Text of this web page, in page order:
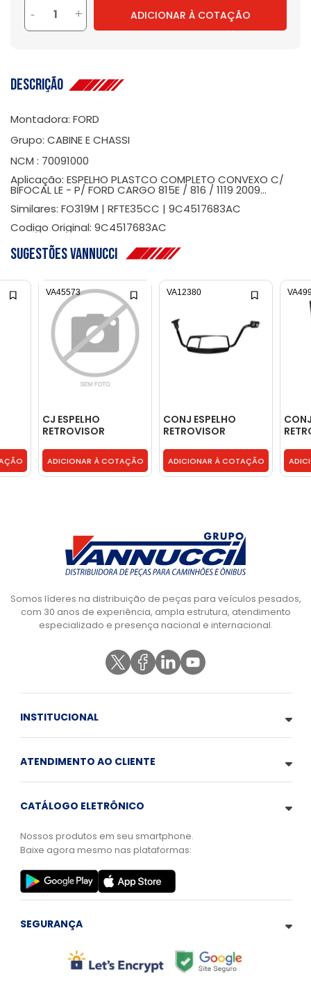
- + ADICIONAR À COTAÇÃO
Descrição
Montadora: FORD
Grupo: CABINE E CHASSI
NCM : 70091000
Aplicação: ESPELHO PLASTCO COMPLETO CONVEXO C/
BIFOCAL LE - P/ FORD CARGO 815E / 816 / 1119 2009...
Similares: FO319M | RFTE35CC | 9C4517683AC
Codigo Original: 9C4517683AC
Sugestões Vannucci
CJ ESPELHO
RETROVISOR
LD -
2S2857502AK1NN
ADICIONAR À COTAÇÃO
VA45573
CONJ ESPELHO
RETROVISOR
(LE) -
2S2857501A999
ADICIONAR À COTAÇÃO
VA12380
Somos líderes na distribuição de peças para veículos pesados,
com 30 anos de experiência, ampla estrutura, atendimento
especializado e presença nacional e internacional.
INSTITUCIONAL
ATENDIMENTO AO CLIENTE
CATÁLOGO ELETRÔNICO
Nossos produtos em seu smartphone.
Baixe agora mesmo nas plataformas:
SEGURANÇA